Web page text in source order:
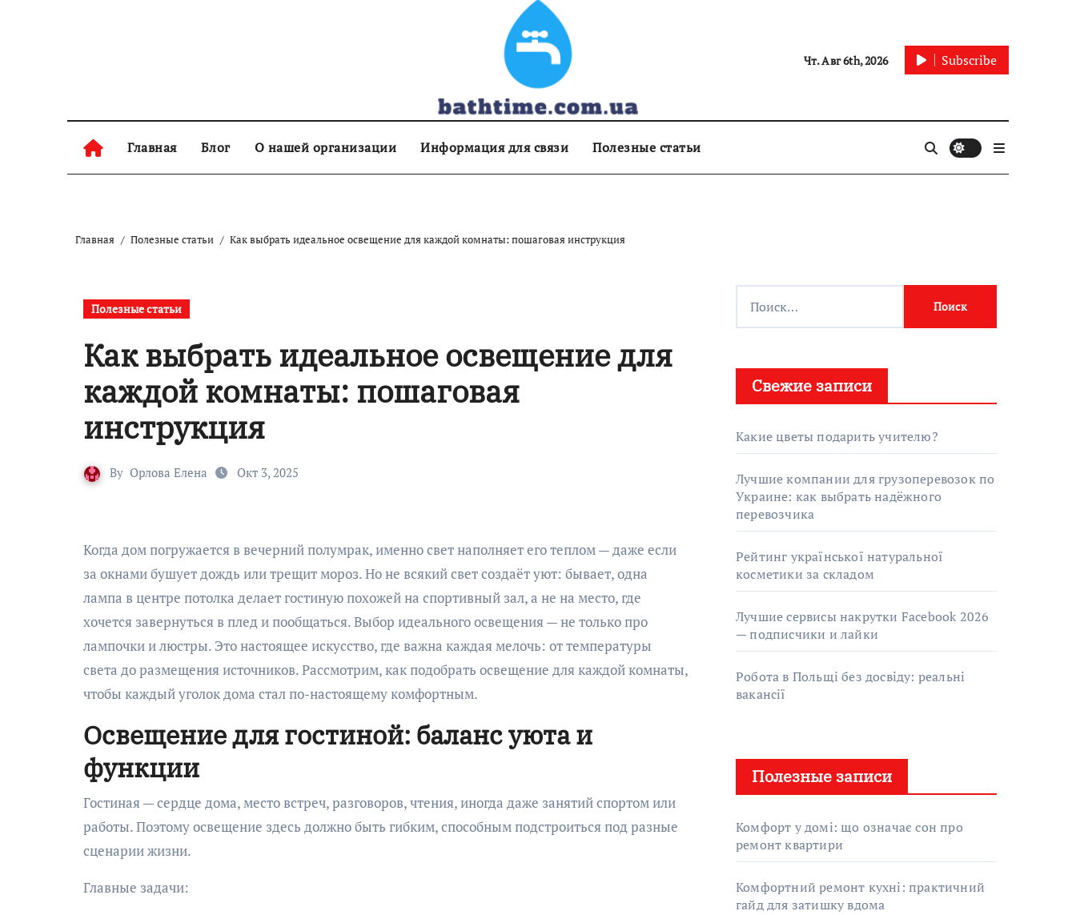
Чт. Авг 6th, 2026 Subscribe
Главная Блог О нашей организации Информация для связи Полезные статьи
Главная Полезные статьи Как выбрать идеальное освещение для каждой комнаты: пошаговая инструкция
Полезные статьи
Как выбрать идеальное освещение для
каждой комнаты: пошаговая
инструкция
By Орлова Елена Окт 3, 2025
Когда дом погружается в вечерний полумрак, именно свет наполняет его теплом — даже если
за окнами бушует дождь или трещит мороз. Но не всякий свет создаёт уют: бывает, одна
лампа в центре потолка делает гостиную похожей на спортивный зал, а не на место, где
хочется завернуться в плед и пообщаться. Выбор идеального освещения — не только про
лампочки и люстры. Это настоящее искусство, где важна каждая мелочь: от температуры
света до размещения источников. Рассмотрим, как подобрать освещение для каждой комнаты,
чтобы каждый уголок дома стал по-настоящему комфортным.
Освещение для гостиной: баланс уюта и
функции
Гостиная — сердце дома, место встреч, разговоров, чтения, иногда даже занятий спортом или
работы. Поэтому освещение здесь должно быть гибким, способным подстроиться под разные
сценарии жизни.
Главные задачи:
Свежие записи
Какие цветы подарить учителю?
Лучшие компании для грузоперевозок по
Украине: как выбрать надёжного
перевозчика
Рейтинг української натуральної
косметики за складом
Лучшие сервисы накрутки Facebook 2026
— подписчики и лайки
Робота в Польщі без досвіду: реальні
вакансії
Полезные записи
Комфорт у домі: що означає сон про
ремонт квартири
Комфортний ремонт кухні: практичний
гайд для затишку вдома